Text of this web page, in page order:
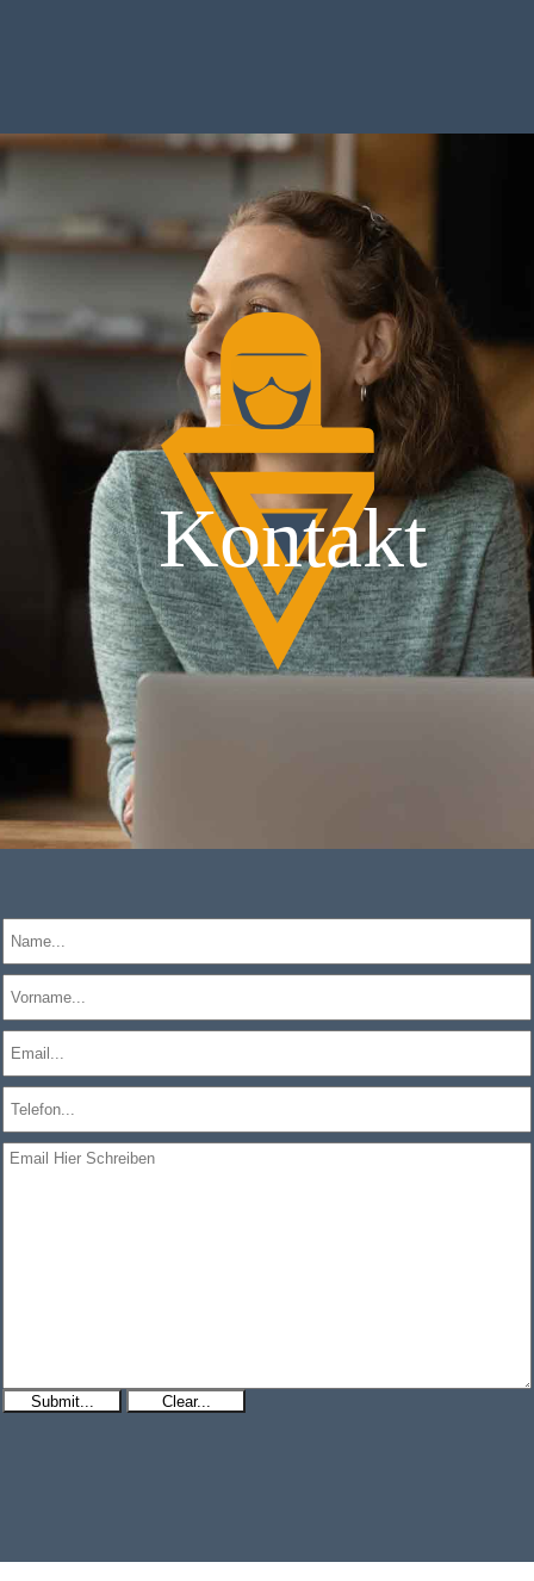
Kontakt
Submit... Clear...